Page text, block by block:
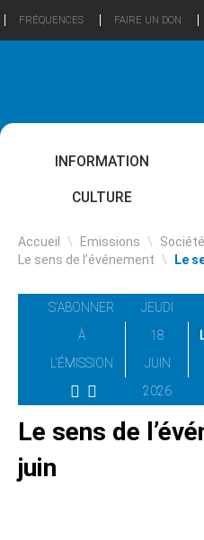
FRÉQUENCES FAIRE UN DON
INFORMATION
CULTURE
Accueil \ Emissions \ Société
Le sens de l’événement \ Le
S'ABONNER
À
L'ÉMISSION
JEUDI
18
JUIN
2026
Le sens de
juin